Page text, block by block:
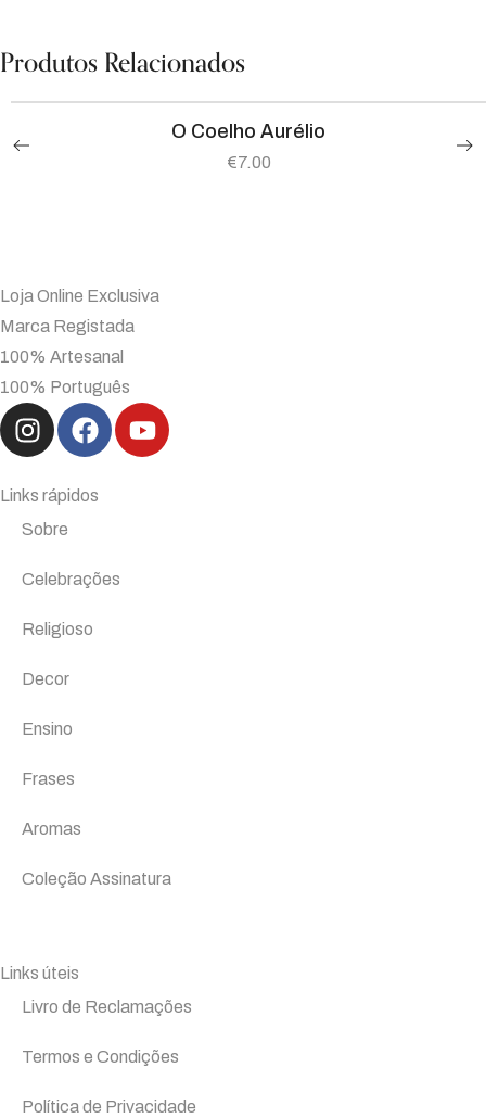
Produtos Relacionados
O Coelho Aurélio
€7.00
Loja Online Exclusiva
Marca Registada
100% Artesanal
100% Português
Links rápidos
Sobre
Celebrações
Religioso
Decor
Ensino
Frases
Aromas
Coleção Assinatura
Links úteis
Livro de Reclamações
Termos e Condições
Política de Privacidade